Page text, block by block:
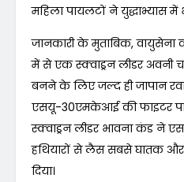
महिला पायलटों ने युद्धाभ्यास में
जानकारी के मुताबिक, वायुसेना
में से एक स्क्वाड्रन लीडर अवनी
बनने के लिए जल्द ही जापान
एसयू-30एमकेआई की फाइटर
स्क्वाड्रन लीडर भावना कंड ने
हथियारों से लैस सबसे घातक और
दिया।